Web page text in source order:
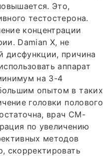
Это,
тестостерона.
концентрации
Damian X, не
дисфункции, причина
аппарат
на 3-4
опытом в таких
головки полового
врач СМ-
по увеличению
методов
скорректировать